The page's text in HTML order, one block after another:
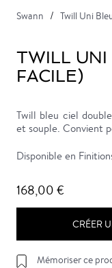
Swann Twill Uni
TWILL UNI
FACILE)
Twill bleu ciel
et souple. Convient
Disponible en
168,00 €
CRÉER
Mémoriser ce